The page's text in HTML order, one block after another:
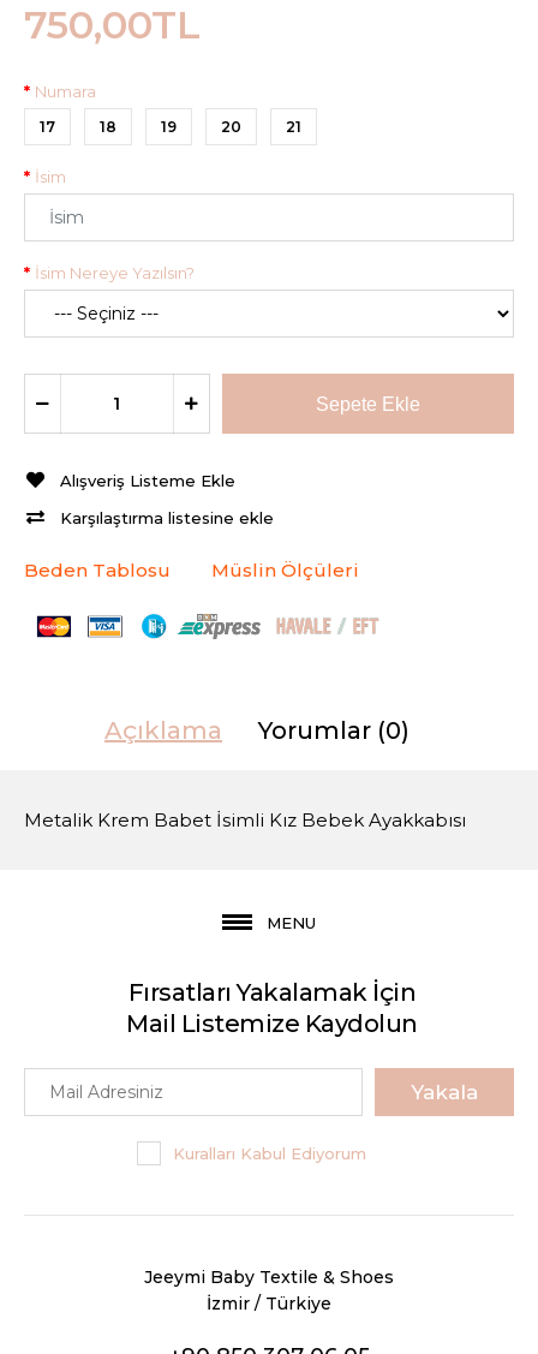
750,00TL
Numara
17 18 19 20 21
İsim
İsim Nereye Yazılsın?
Alışveriş Listeme Ekle
Karşılaştırma listesine ekle
Beden Tablosu Müslin Ölçüleri
Açıklama Yorumlar (0)
Metalik Krem Babet İsimli Kız Bebek Ayakkabısı
MENU
Fırsatları Yakalamak İçin
Mail Listemize Kaydolun
Yakala
Kuralları Kabul Ediyorum
Jeeymi Baby Textile & Shoes
İzmir / Türkiye